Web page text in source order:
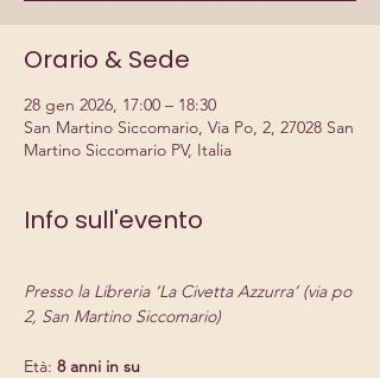
Orario & Sede
28 gen 2026, 17:00 – 18:30
San Martino Siccomario, Via Po, 2, 27028 San
Martino Siccomario PV, Italia
Info sull'evento
Presso la Libreria ‘La Civetta Azzurra’ (via po
2, San Martino Siccomario)
Età: 8 anni in su